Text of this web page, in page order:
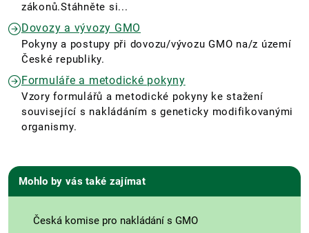
zákonů.Stáhněte si...
Dovozy a vývozy GMO
Pokyny a postupy při dovozu/vývozu GMO na/z území
České republiky.
Formuláře a metodické pokyny
Vzory formulářů a metodické pokyny ke stažení
související s nakládáním s geneticky modifikovanými
organismy.
Mohlo by vás také zajímat
Česká komise pro nakládání s GMO